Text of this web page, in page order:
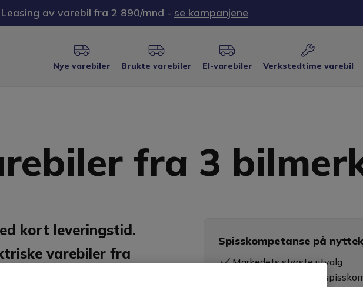
Leasing av varebil fra 2 890/mnd - se kampanjene
Nye varebiler Brukte varebiler El-varebiler Verkstedtime varebil
fra 3
kort leveringstid.
varebiler fra
og Kia. Få
Spisskompetanse på
Markedets største utvalg
Næringsselgere med